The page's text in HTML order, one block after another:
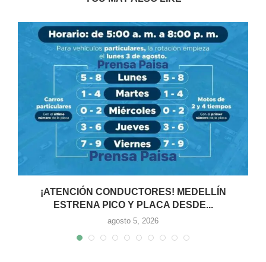
¡ATENCIÓN CONDUCTORES! MEDELLÍN
ESTRENA PICO Y PLACA DESDE...
agosto 5, 2026